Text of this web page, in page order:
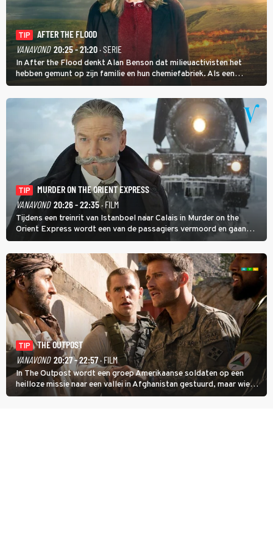
TIP
AFTER THE FLOOD
VANAVOND 20:25 - 21:20· SERIE
In After the Flood denkt Alan Benson dat milieuactivisten het
hebben gemunt op zijn familie en hun chemiefabriek. Als een
brandende boodschap in het veen de boel op scherp zet, besluit
Jo Marshall de jonge Finn Allen aan de tand te voelen.
TIP
MURDER ON THE ORIENT EXPRESS
VANAVOND 20:26 - 22:35· FILM
Tijdens een treinrit van Istanboel naar Calais in Murder on the
Orient Express wordt een van de passagiers vermoord en gaan
detective Hercule Poirot en zijn snor uitzoeken wie van de andere
treinreizigers de dader is.
TIP
THE OUTPOST
VANAVOND 20:27 - 22:57· FILM
In The Outpost wordt een groep Amerikaanse soldaten op een
heilloze missie naar een vallei in Afghanistan gestuurd, maar wie
overleeft daar een aanval?